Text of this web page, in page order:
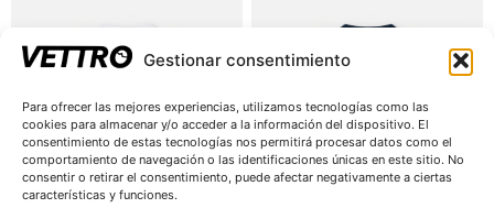
Gestionar consentimiento
Para ofrecer las mejores experiencias, utilizamos tecnologías como las
cookies para almacenar y/o acceder a la información del dispositivo. El
consentimiento de estas tecnologías nos permitirá procesar datos como el
comportamiento de navegación o las identificaciones únicas en este sitio. No
consentir o retirar el consentimiento, puede afectar negativamente a ciertas
características y funciones.